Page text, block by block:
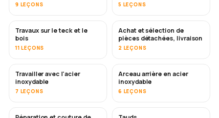
9 LEÇONS 5 LEÇONS
Travaux sur le teck et le
bois
11 LEÇONS
BIENTÔT
Achat et sélection de
pièces détachées, livraison
2 LEÇONS
BIENTÔT
Travailler avec l'acier
inoxydable
7 LEÇONS
Arceau arrière en acier
inoxydable
6 LEÇONS